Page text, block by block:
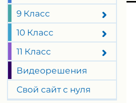
9 Класс
10 Класс
11 Класс
Видеорешения
Свой сайт с нуля